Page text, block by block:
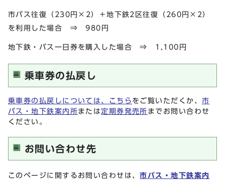
市バス往復（230円×2）＋地下鉄2区往復（260円×2）
を利用した場合 ⇒ 980円
地下鉄・バス一日券を購入した場合 ⇒ 1,100円
乗車券の払戻し
乗車券の払戻しについては、こちら をご覧いただくか、市
バス・地下鉄案内所または定期券発売所 までお問い合わせ
ください。
お問い合わせ先
このページに関するお問い合わせは、市バス・地下鉄案内